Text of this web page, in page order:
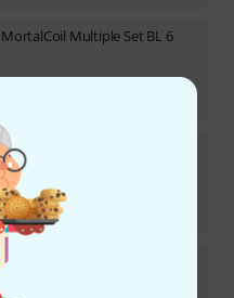
MortalCoil Multiple Set BL 6
SH2N-4C BLK
SH-6 Set Distortion Mayhem